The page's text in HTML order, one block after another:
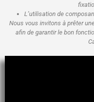
L’utilisation de
Nous vous invitons à prêter
afin de garantir le bon